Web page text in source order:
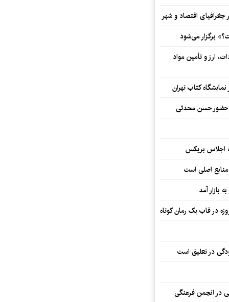
اقتصاد و شهر
برگزار می‌شود
ارز و تأمین مواد
کتاب تهران
حضور حسن محدثی
اجلاس بریکس
منابع اصلی است
بازار آمد
در تعلیق است
در انجمن فرهنگی